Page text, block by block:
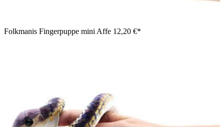
Folkmanis Fingerpuppe mini Affe 12,20 €*